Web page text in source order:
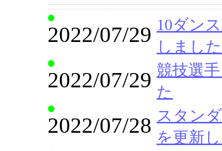
2022/07/29 10ダン
しました
2022/07/29 競技選
た
2022/07/28 スタン
を更新